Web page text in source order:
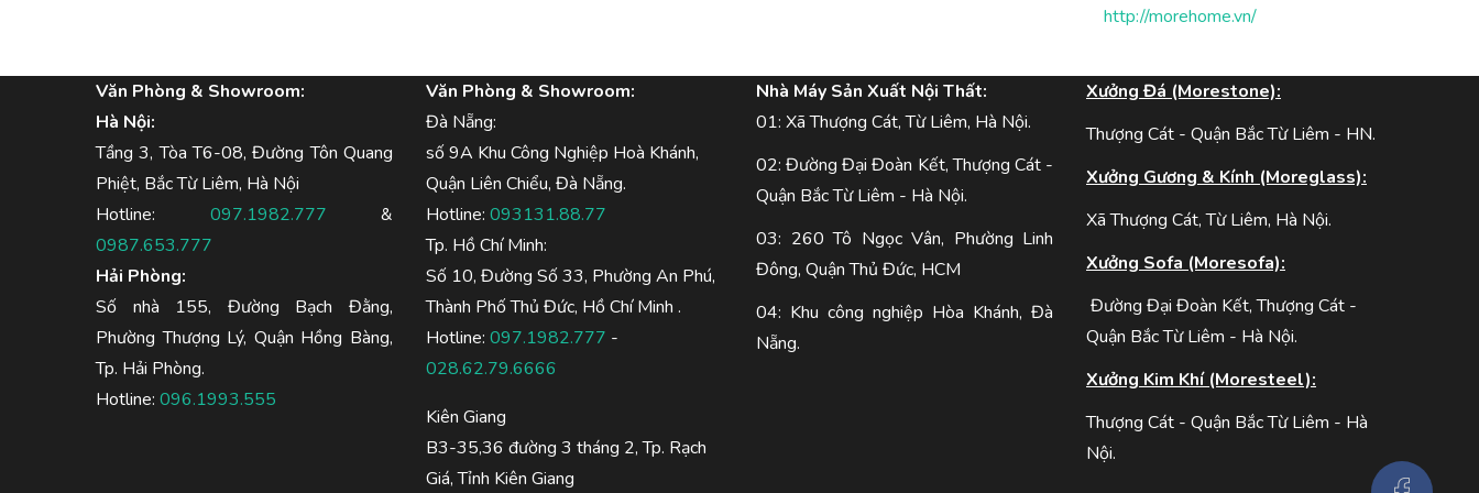
http://morehome.vn/
Văn Phòng & Showroom:
Hà Nội:
Tầng 3, Tòa T6-08, Đường Tôn Quang
Phiệt, Bắc Từ Liêm, Hà Nội
Hotline: 097.1982.777 &
0987.653.777
Hải Phòng:
Số nhà 155, Đường Bạch Đằng,
Phường Thượng Lý, Quận Hồng Bàng,
Tp. Hải Phòng.
Hotline: 096.1993.555
Văn Phòng & Showroom:
Đà Nẵng:
số 9A Khu Công Nghiệp Hoà Khánh,
Quận Liên Chiểu, Đà Nẵng.
Hotline: 093131.88.77
Tp. Hồ Chí Minh:
Số 10, Đường Số 33, Phường An Phú,
Thành Phố Thủ Đức, Hồ Chí Minh .
Hotline: 097.1982.777 -
028.62.79.6666
Kiên Giang
B3-35,36 đường 3 tháng 2, Tp. Rạch
Giá, Tỉnh Kiên Giang
Nhà Máy Sản Xuất Nội Thất:
01: Xã Thượng Cát, Từ Liêm, Hà Nội.
02: Đường Đại Đoàn Kết, Thượng Cát -
Quận Bắc Từ Liêm - Hà Nội.
03: 260 Tô Ngọc Vân, Phường Linh
Đông, Quận Thủ Đức, HCM
04: Khu công nghiệp Hòa Khánh, Đà
Nẵng.
Xưởng Đá (Morestone):
Thượng Cát - Quận Bắc Từ Liêm - HN.
Xưởng Gương & Kính (Moreglass):
Xã Thượng Cát, Từ Liêm, Hà Nội.
Xưởng Sofa (Moresofa):
Đường Đại Đoàn Kết, Thượng Cát -
Quận Bắc Từ Liêm - Hà Nội.
Xưởng Kim Khí (Moresteel):
Thượng Cát - Quận Bắc Từ Liêm - Hà
Nội.